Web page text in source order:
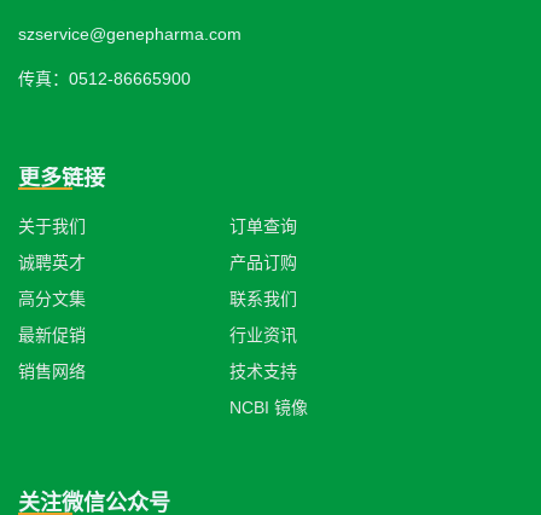
szservice@genepharma.com
传真：0512-86665900
更多链接
关于我们
诚聘英才
高分文集
最新促销
销售网络
订单查询
产品订购
联系我们
行业资讯
技术支持
NCBI 镜像
关注微信公众号